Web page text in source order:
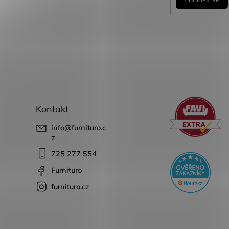
Kontakt
info@furnituro.c
z
725 277 554
Furnituro
furnituro.cz